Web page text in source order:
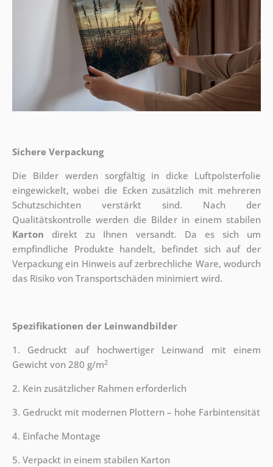
Sichere Verpackung
Die Bilder werden sorgfältig in dicke Luftpolsterfolie
eingewickelt, wobei die Ecken zusätzlich mit mehreren
Schutzschichten verstärkt sind. Nach der
Qualitätskontrolle werden die Bilder in einem stabilen
Karton direkt zu Ihnen versandt. Da es sich um
empfindliche Produkte handelt, befindet sich auf der
Verpackung ein Hinweis auf zerbrechliche Ware, wodurch
das Risiko von Transportschäden minimiert wird.
Spezifikationen der Leinwandbilder
1. Gedruckt auf hochwertiger Leinwand mit einem
Gewicht von 280 g/m2
2. Kein zusätzlicher Rahmen erforderlich
3. Gedruckt mit modernen Plottern – hohe Farbintensität
4. Einfache Montage
5. Verpackt in einem stabilen Karton